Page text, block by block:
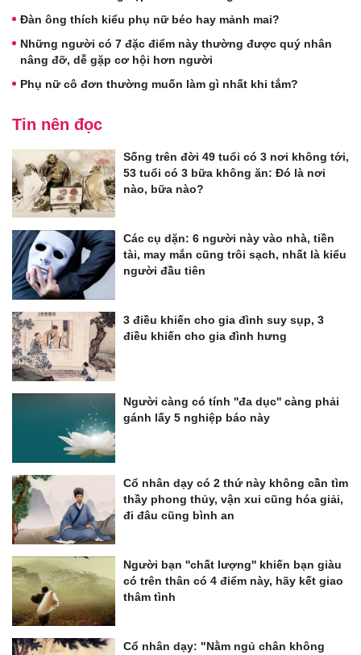
Đàn ông thích kiểu phụ nữ béo hay mảnh mai?
Những người có 7 đặc điểm này thường được quý nhân
nâng đỡ, dễ gặp cơ hội hơn người
Phụ nữ cô đơn thường muốn làm gì nhất khi tắm?
Tin nên đọc
Sống trên đời 49 tuổi có 3 nơi không tới,
53 tuổi có 3 bữa không ăn: Đó là nơi
nào, bữa nào?
Các cụ dặn: 6 người này vào nhà, tiền
tài, may mắn cũng trôi sạch, nhất là kiểu
người đầu tiên
3 điều khiến cho gia đình suy sụp, 3
điều khiến cho gia đình hưng
Người càng có tính ''đa dục'' càng phải
gánh lấy 5 nghiệp báo này
Cổ nhân dạy có 2 thứ này không cần tìm
thầy phong thủy, vận xui cũng hóa giải,
đi đâu cũng bình an
Người bạn ''chất lượng'' khiến bạn giàu
có trên thân có 4 điểm này, hãy kết giao
thâm tình
Cổ nhân dạy: "Nằm ngủ chân không